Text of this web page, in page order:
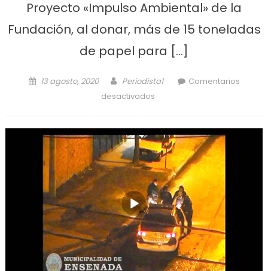
Proyecto «Impulso Ambiental» de la
Fundación, al donar, más de 15 toneladas
de papel para […]
Posted on
13 agosto, 2020 Author
Periodista1
Comentarios
desactivados